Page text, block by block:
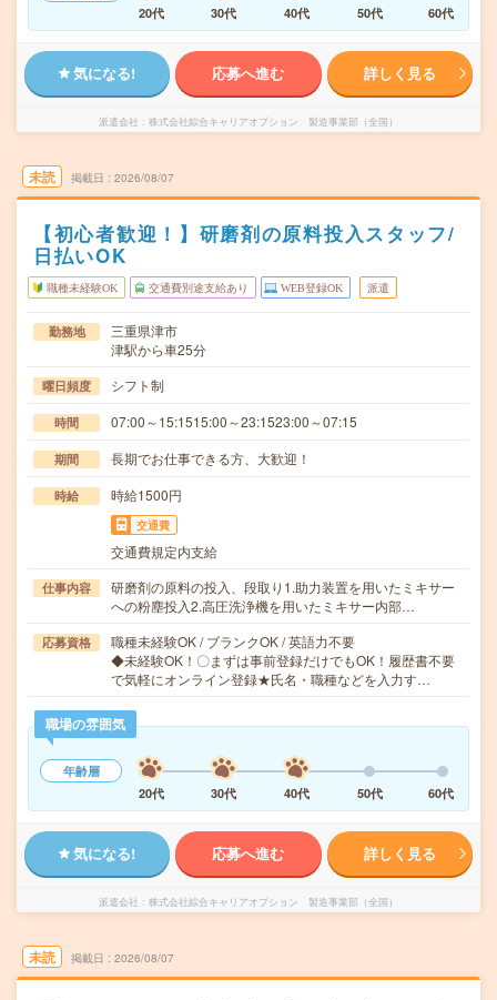
20代
30代 40代 50代 60代
気になる! 応募へ進む 詳しく見る
派遣会社 株式会社綜合キャリアオプション 製造事業部（全国）
未読 掲載日 2026/08/07
【初心者歓迎！】研磨剤の原料投入スタッフ/
日払いOK
職種未経験OK 交通費別途支給あり WEB登録OK 派遣
勤務地
三重県津市
津駅から車25分
曜日頻度 シフト制
時間 07:00～15:1515:00～23:1523:00～07:15
期間 長期でお仕事できる方、大歓迎！
時給 時給1500円
交通費
交通費規定内支給
仕事内容
研磨剤の原料の投入、段取り1.助力装置を用いたミキサー
への粉塵投入2.高圧洗浄機を用いたミキサー内部…
応募資格
職種未経験OK / ブランクOK / 英語力不要
◆未経験OK！〇まずは事前登録だけでもOK！履歴書不要
で気軽にオンライン登録★氏名・職種などを入力す…
職場の雰囲気
年齢層
20代
30代 40代 50代 60代
気になる! 応募へ進む 詳しく見る
派遣会社 株式会社綜合キャリアオプション 製造事業部（全国）
未読 掲載日 2026/08/07